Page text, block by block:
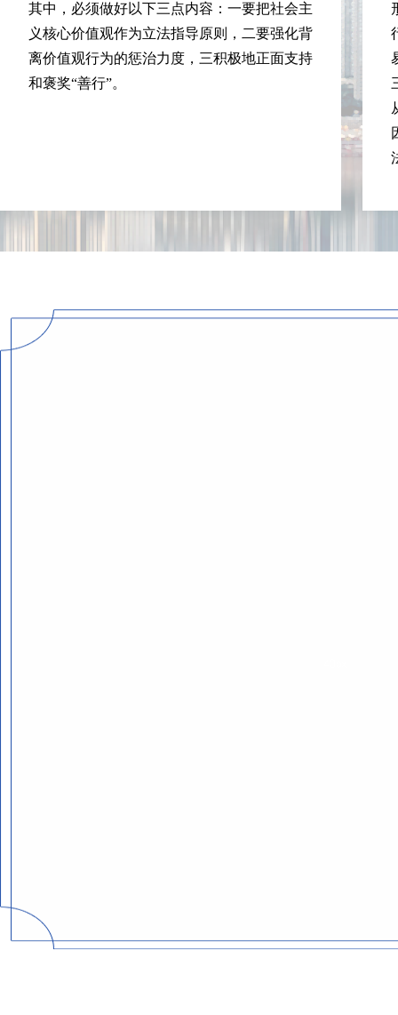
其中，必须做好以下三点内容：一要把社会主
义核心价值观作为立法指导原则，二要强化背
离价值观行为的惩治力度，三积极地正面支持
和褒奖“善行”。